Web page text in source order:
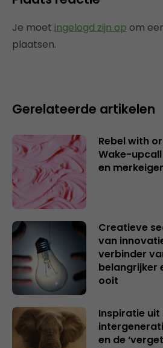
Je moet ingelogd zijn op om
plaatsen.
Gerelateerde artikelen
Rebel with
Wake-
en
Creatieve
van
verbinder
belangrijker
ooit
Inspiratie uit
en de